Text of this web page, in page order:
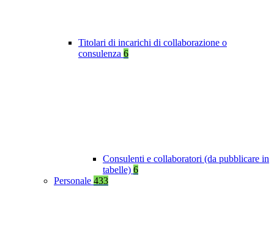
Titolari di incarichi di collaborazione o
consulenza 6
Consulenti e collaboratori (da pubblicare in
tabelle) 6
Personale 433